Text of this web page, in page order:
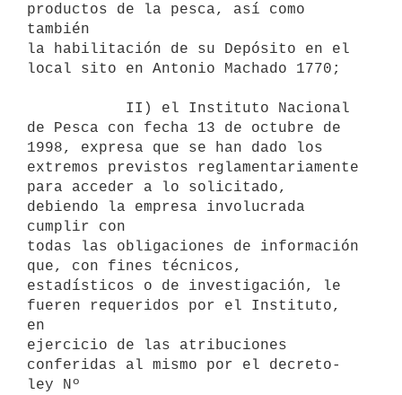
productos de la pesca, así como
también
la habilitación de su Depósito en el
local sito en Antonio Machado 1770;
de Pesca con fecha 13 de octubre de
1998, expresa que se han dado los
extremos previstos reglamentariamente
para acceder a lo solicitado,
debiendo la empresa involucrada
cumplir con
todas las obligaciones de información
que, con fines técnicos,
estadísticos o de investigación, le
fueren requeridos por el Instituto,
en
ejercicio de las atribuciones
conferidas al mismo por el decreto-
ley Nº